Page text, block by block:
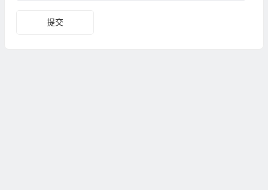
提交